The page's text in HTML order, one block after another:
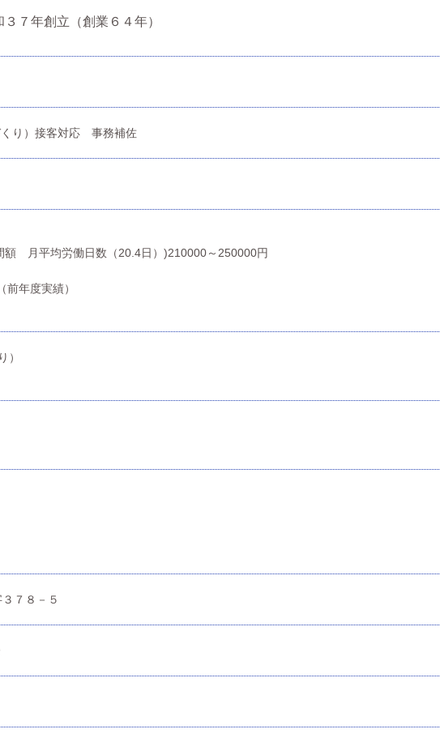
３７年創立（創業６４年）
くり）接客対応 事務補佐
額 月平均労働日数（20.4日）)210000～250000円
年度実績）
）
７８－５